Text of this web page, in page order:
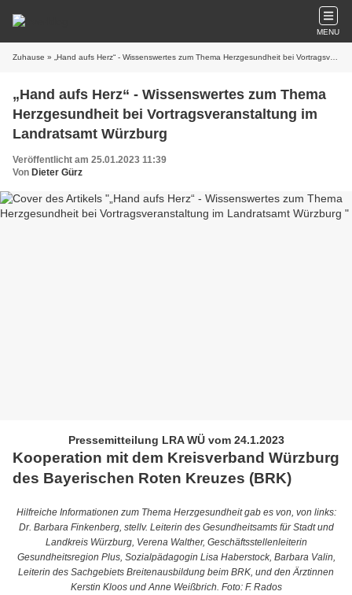
MENU
Zuhause » „Hand aufs Herz“ - Wissenswertes zum Thema Herzgesundheit bei Vortragsveranstaltung im Landratsamt Würzburg
„Hand aufs Herz“ - Wissenswertes zum Thema
Herzgesundheit bei Vortragsveranstaltung im
Landratsamt Würzburg
Veröffentlicht am 25.01.2023 11:39
Von Dieter Gürz
Pressemitteilung LRA WÜ vom 24.1.2023
Kooperation mit dem Kreisverband Würzburg
des Bayerischen Roten Kreuzes (BRK)
Hilfreiche Informationen zum Thema Herzgesundheit gab es von, von links:
Dr. Barbara Finkenberg, stellv. Leiterin des Gesundheitsamts für Stadt und
Landkreis Würzburg, Verena Walther, Geschäftsstellenleiterin
Gesundheitsregion Plus, Sozialpädagogin Lisa Haberstock, Barbara Valin,
Leiterin des Sachgebiets Breitenausbildung beim BRK, und den Ärztinnen
Kerstin Kloos und Anne Weißbrich. Foto: F. Rados